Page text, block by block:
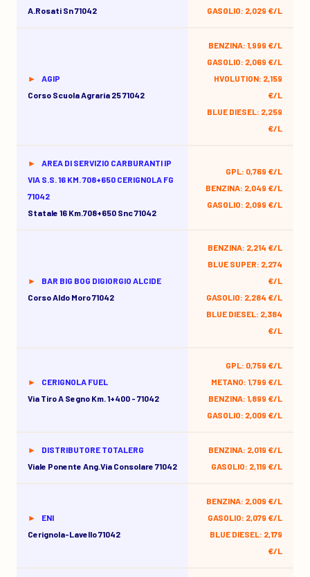
A.rosati Sn 71042
GASOLIO: 2,029 €/L
AGIP
Corso Scuola Agraria 25 71042
BENZINA: 1,999 €/L
GASOLIO: 2,069 €/L
HVOLUTION: 2,159
€/L
BLUE DIESEL: 2,259
€/L
AREA DI SERVIZIO CARBURANTI IP
VIA S.S. 16 KM. 708+650 CERIGNOLA FG
71042
Statale 16 Km.708+650 Snc 71042
GPL: 0,769 €/L
BENZINA: 2,049 €/L
GASOLIO: 2,099 €/L
BAR BIG BOG DIGIORGIO ALCIDE
Corso Aldo Moro 71042
BENZINA: 2,214 €/L
BLUE SUPER: 2,274
€/L
GASOLIO: 2,284 €/L
BLUE DIESEL: 2,384
€/L
CERIGNOLA FUEL
Via Tiro A Segno Km. 1+400 - 71042
GPL: 0,759 €/L
METANO: 1,799 €/L
BENZINA: 1,899 €/L
GASOLIO: 2,009 €/L
DISTRIBUTORE TOTALERG
Viale Ponente Ang.via Consolare 71042
BENZINA: 2,019 €/L
GASOLIO: 2,119 €/L
ENI
Cerignola-Lavello 71042
BENZINA: 2,009 €/L
GASOLIO: 2,079 €/L
BLUE DIESEL: 2,179
€/L